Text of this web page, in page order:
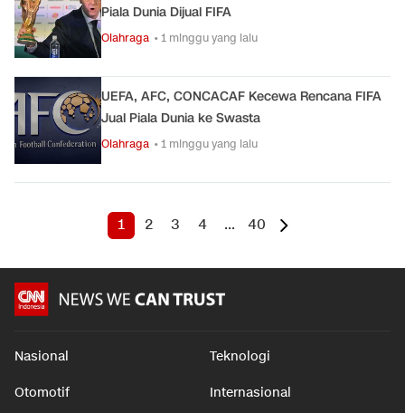
Piala Dunia Dijual FIFA
Olahraga • 1 minggu yang lalu
UEFA, AFC, CONCACAF Kecewa Rencana FIFA
Jual Piala Dunia ke Swasta
Olahraga • 1 minggu yang lalu
1 2 3 4 ... 40
Nasional Teknologi
Otomotif Internasional